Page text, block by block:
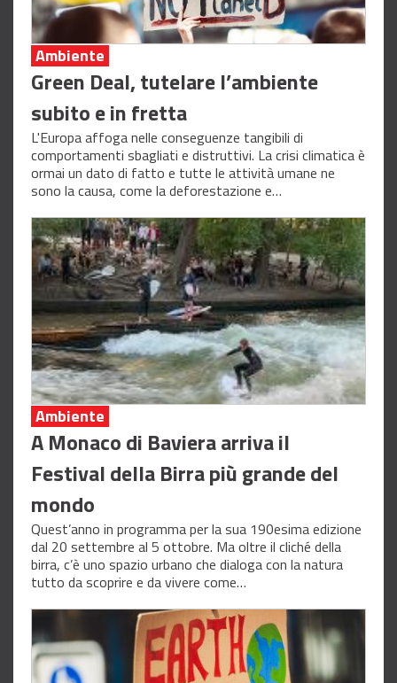
Ambiente
Green Deal, tutelare l’ambiente
subito e in fretta
L'Europa affoga nelle conseguenze tangibili di
comportamenti sbagliati e distruttivi. La crisi climatica è
ormai un dato di fatto e tutte le attività umane ne
sono la causa, come la deforestazione e…
Ambiente
A Monaco di Baviera arriva il
Festival della Birra più grande del
mondo
Quest’anno in programma per la sua 190esima edizione
dal 20 settembre al 5 ottobre. Ma oltre il cliché della
birra, c’è uno spazio urbano che dialoga con la natura
tutto da scoprire e da vivere come…